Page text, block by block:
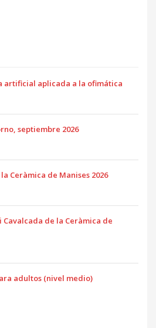
artificial aplicada a la ofimática
septiembre 2026
Ceràmica de Manises 2026
Cavalcada de la Ceràmica de
adultos (nivel medio)